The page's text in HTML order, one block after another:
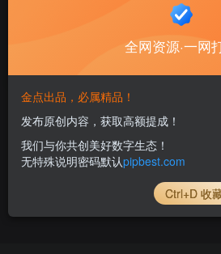
酷我音乐APP
华VIP版
软件工具
全网资源·一网
金点出品，必属精品！
发布原创内容，获取高额提成！
我们与你共创美好数字生态！
无特殊说明密码默认pipbest.com
Ctrl+D 收